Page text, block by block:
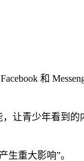
和
让青少年看到
生重大影响”。